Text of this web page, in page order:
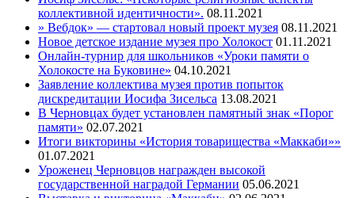
коллективной идентичности». 08.11.2021
» Вебдок» — стартовал новый проект музея 08.11.2021
Новое детское издание музея про Холокост 01.11.2021
Онлайн-турнир для школьников «Уроки памяти о
Холокосте на Буковине» 04.10.2021
Заявление коллектива музея против попыток
дискредитации Иосифа Зисельса 13.08.2021
В Черновцах будет установлен памятный знак «Порог
памяти» 02.07.2021
Итоги викторины «История товарищества «Маккаби»»
01.07.2021
Уроженец Черновцов награжден высокой
государственной наградой Германии 05.06.2021